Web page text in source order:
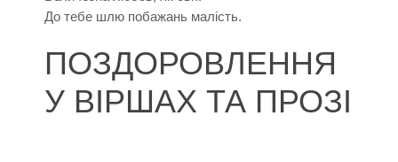
До тебе шлю побажань малість.
ПОЗДОРОВЛЕННЯ
У ВІРШАХ ТА ПРОЗІ